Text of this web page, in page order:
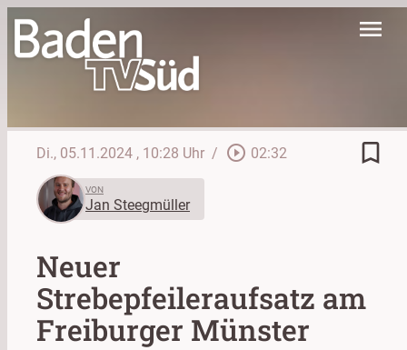
menu
Di., 05.11.2024 , 10:28 Uhr / play_circle_outline 02:32 bookmark_border
VON
Jan Steegmüller
Neuer
Strebepfeileraufsatz am
Freiburger Münster